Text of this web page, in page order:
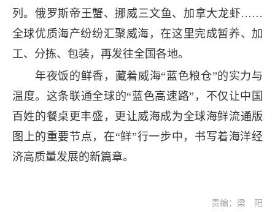
列。俄罗斯帝王蟹、挪威三文鱼、加拿大龙虾……
全球优质海产纷纷汇聚威海，在这里完成暂养、加
工、分拣、包装，再发往全国各地。
年夜饭的鲜香，藏着威海“蓝色粮仓”的实力与
温度。这条联通全球的“蓝色高速路”，不仅让中国
百姓的餐桌更丰盛，更让威海成为全球海鲜流通版
图上的重要节点，在“鲜”行一步中，书写着海洋经
济高质量发展的新篇章。
责编：梁 阳